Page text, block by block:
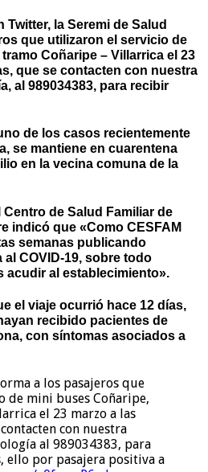
la Seremi de Salud
que utilizaron el servicio de
Coñaripe – Villarrica el 23
que se contacten con nuestra
al 989034383, para recibir
de los casos recientemente
se mantiene en cuarentena
en la vecina comuna de la
de Salud Familiar de
indicó que «Como CESFAM
semanas publicando
COVID-19, sobre todo
acudir al establecimiento».
el viaje ocurrió hace 12 días,
recibido pacientes de
con síntomas asociados a
a los pasajeros que
de mini buses Coñaripe,
el 23 marzo a las
con nuestra
al 989034383, para
ello por pasajera positiva a